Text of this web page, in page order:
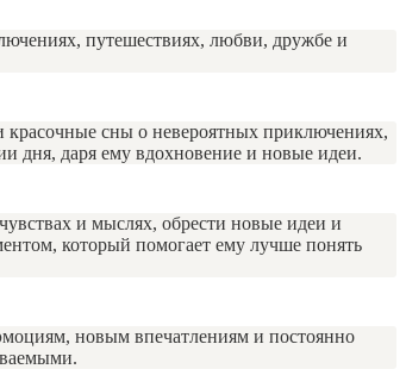
путешествиях, любви, дружбе и
сны о невероятных приключениях,
дня, даря ему вдохновение и новые идеи.
и мыслях, обрести новые идеи и
который помогает ему лучше понять
новым впечатлениям и постоянно